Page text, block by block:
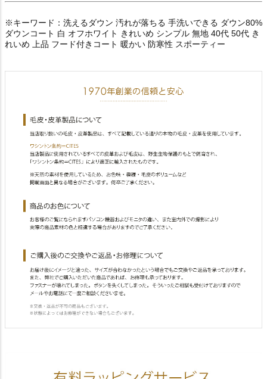
※キーワード：洗えるダウン 汚れが落ちる 手洗いできる ダウン80%
ダウンコート 白 オフホワイト きれいめ シンプル 無地 40代 50代 き
れいめ 上品 フード付きコート 暖かい 防寒性 スポーティー